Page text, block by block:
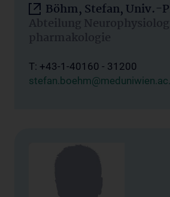
Böhm, Stefan, Univ.-
Abteilung
pharmakologie
T: +43-1-40160 - 31200